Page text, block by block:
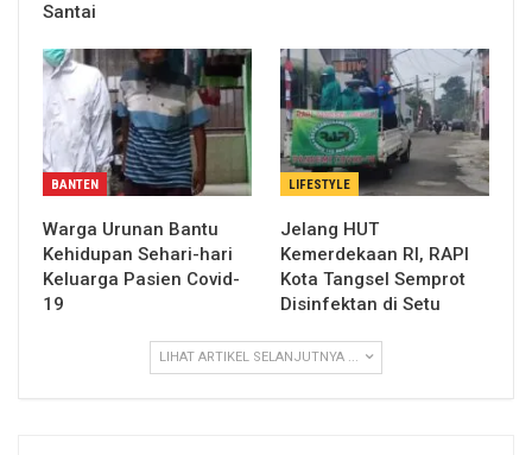
Santai
BANTEN
Warga Urunan Bantu
Kehidupan Sehari-hari
Keluarga Pasien Covid-
19
LIFESTYLE
Jelang HUT
Kemerdekaan RI, RAPI
Kota Tangsel Semprot
Disinfektan di Setu
LIHAT ARTIKEL SELANJUTNYA ...